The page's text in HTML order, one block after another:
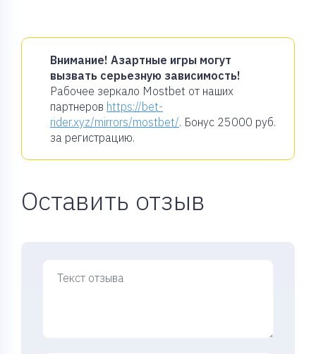
Внимание! Азартные игры могут
вызвать серьезную зависимость!
Рабочее зеркало Mostbet от наших
партнеров https://bet-
rider.xyz/mirrors/mostbet/. Бонус 25000 руб.
за регистрацию.
Оставить отзыв